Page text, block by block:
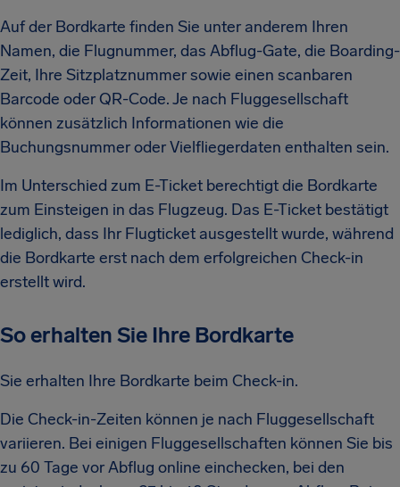
Auf der Bordkarte finden Sie unter anderem Ihren
Namen, die Flugnummer, das Abflug-Gate, die Boarding-
Zeit, Ihre Sitzplatznummer sowie einen scanbaren
Barcode oder QR-Code. Je nach Fluggesellschaft
können zusätzlich Informationen wie die
Buchungsnummer oder Vielfliegerdaten enthalten sein.
Im Unterschied zum E-Ticket berechtigt die Bordkarte
zum Einsteigen in das Flugzeug. Das E-Ticket bestätigt
lediglich, dass Ihr Flugticket ausgestellt wurde, während
die Bordkarte erst nach dem erfolgreichen Check-in
erstellt wird.
So erhalten Sie Ihre Bordkarte
Sie erhalten Ihre Bordkarte beim Check-in.
Die Check-in-Zeiten können je nach Fluggesellschaft
variieren. Bei einigen Fluggesellschaften können Sie bis
zu 60 Tage vor Abflug online einchecken, bei den